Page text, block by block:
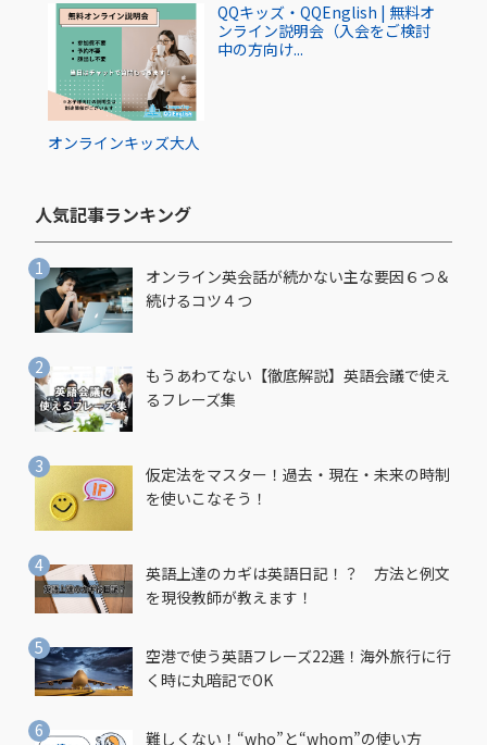
オンラインキッズ大人
QQキッズ・QQEnglish | 無料オ
ンライン説明会（入会をご検討
中の方向け...
人気記事ランキング​
オンライン英会話が続かない主な要因６つ＆
続けるコツ４つ
もうあわてない【徹底解説】英語会議で使え
るフレーズ集
仮定法をマスター！過去・現在・未来の時制
を使いこなそう！
英語上達のカギは英語日記！？ 方法と例文
を現役教師が教えます！
空港で使う英語フレーズ22選！海外旅行に行
く時に丸暗記でOK
難しくない！“who”と“whom”の使い方